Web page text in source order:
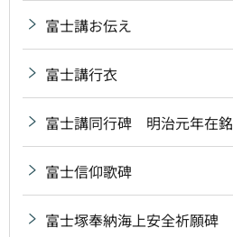
富士講お伝え
富士講行衣
富士講同行碑 明治元年在銘
富士信仰歌碑
富士塚奉納海上安全祈願碑